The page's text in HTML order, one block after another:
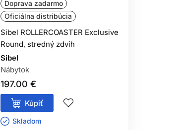
Doprava zadarmo
Oficiálna distribúcia
Sibel ROLLERCOASTER Exclusive
Round, stredný zdvih
Sibel
Nábytok
197.00 €
Kúpiť
Skladom ㅤ